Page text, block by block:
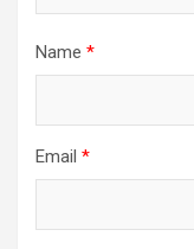
Name *
Email *